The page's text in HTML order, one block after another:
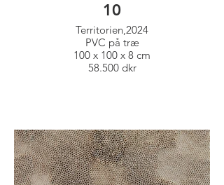
10
Territorien,2024
PVC på træ
100 x 100 x 8 cm
58.500 dkr